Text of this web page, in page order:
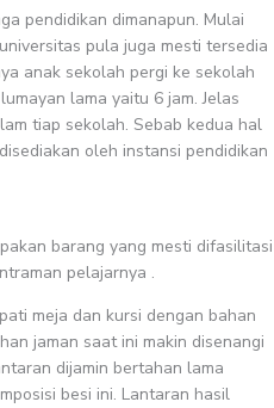
pendidikan dimanapun. Mulai
pula juga mesti tersedia
anak sekolah pergi ke sekolah
lama yaitu 6 jam. Jelas
tiap sekolah. Sebab kedua hal
oleh instansi pendidikan
barang yang mesti difasilitasi
pelajarnya .
meja dan kursi dengan bahan
jaman saat ini makin disenangi
dijamin bertahan lama
besi ini. Lantaran hasil